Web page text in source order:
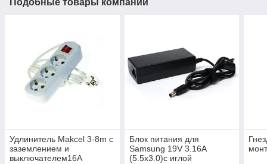
Удлинитель Makcel 3-8m с
заземлением и
выключателем16А
Блок питания для
Samsung 19V 3.16A
(5.5x3.0)c иглой